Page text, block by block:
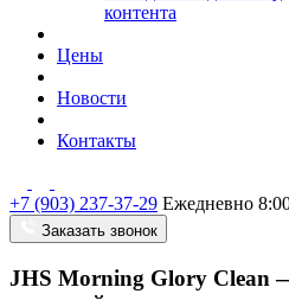
контента
Цены
Новости
Контакты
+7 (903) 237-37-29 Ежедневно
Заказать звонок
JHS Morning Glory Clean